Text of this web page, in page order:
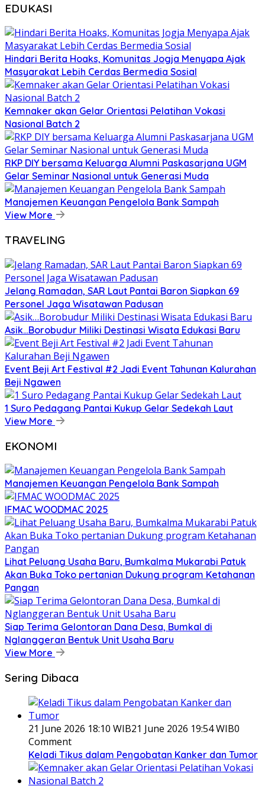
EDUKASI
Hindari Berita Hoaks, Komunitas Jogja Menyapa Ajak
Masyarakat Lebih Cerdas Bermedia Sosial
Kemnaker akan Gelar Orientasi Pelatihan Vokasi
Nasional Batch 2
RKP DIY bersama Keluarga Alumni Paskasarjana UGM
Gelar Seminar Nasional untuk Generasi Muda
Manajemen Keuangan Pengelola Bank Sampah
View More
TRAVELING
Jelang Ramadan, SAR Laut Pantai Baron Siapkan 69
Personel Jaga Wisatawan Padusan
Asik…Borobudur Miliki Destinasi Wisata Edukasi Baru
Event Beji Art Festival #2 Jadi Event Tahunan Kalurahan
Beji Ngawen
1 Suro Pedagang Pantai Kukup Gelar Sedekah Laut
View More
EKONOMI
Manajemen Keuangan Pengelola Bank Sampah
IFMAC WOODMAC 2025
Lihat Peluang Usaha Baru, Bumkalma Mukarabi Patuk
Akan Buka Toko pertanian Dukung program Ketahanan
Pangan
Siap Terima Gelontoran Dana Desa, Bumkal di
Nglanggeran Bentuk Unit Usaha Baru
View More
Sering Dibaca
21 June 2026 18:10 WIB21 June 2026 19:54 WIB0
Comment
Keladi Tikus dalam Pengobatan Kanker dan Tumor